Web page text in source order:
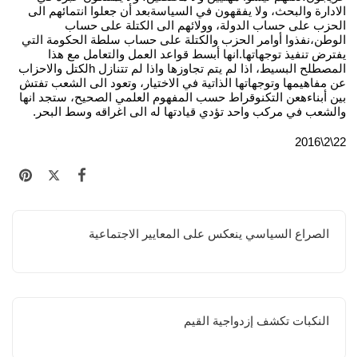
الادارة والبحث، ولا يفقهون في السياسةبعد أن جعلوا انتمائهم الى
الحزب على حساب الدولة، وولائهم الى الكتلة على حساب
الوطن،نفذوا أوامر الحزب والكتلة على حساب سلطة الحكومة التي
يفترض تنفيذ توجهاتها.انها أبسط قواعد العمل والتعامل مع هذا
المصطلح البسيط، اذا لم يتم تجاوزها واذا لم تتنازل hلكتل والاحزاب
عن مفاهيمها وتوجهاتها الذاتية في الاختيار، وتعود الى الشعب تفتش
بين أبناءهعن التكنوقراط حسب المفهوم العلمي الصحيح، ستجد انها
والشعب في مركب واحد تؤدي قيادتها له الى اغراقه وسط البحر.
22\2\2016
الصراع السياسي ينعكس على المعايير الاجتماعية
النكبات تكشف إزدواجية القيم